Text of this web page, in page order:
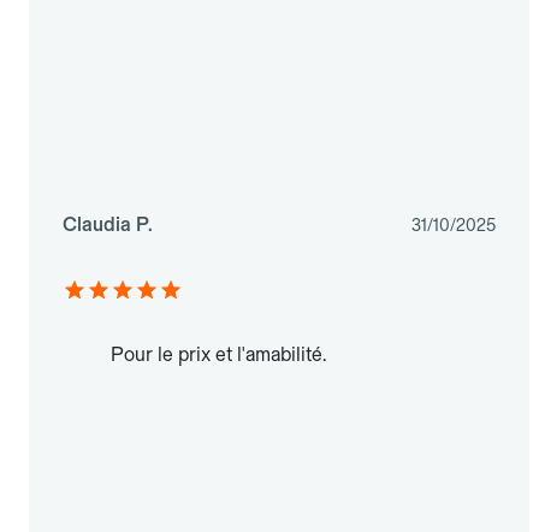
Claudia P. 31/10/2025
Pour le prix et l'amabilité.